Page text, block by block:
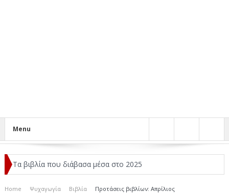
Menu
Τα βιβλία που διάβασα μέσα στο 2025
Home Ψυχαγωγία Βιβλία Προτάσεις βιβλίων: Απρίλιος